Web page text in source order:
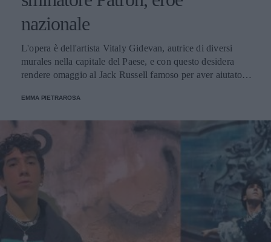
nazionale
L'opera è dell'artista Vitaly Gidevan, autrice di diversi
murales nella capitale del Paese, e con questo desidera
rendere omaggio al Jack Russell famoso per aver aiutato i
EMMA PIETRAROSA